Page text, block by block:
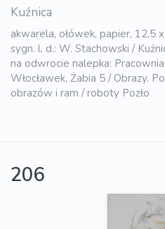
Kuźnica
akwarela, ołówek, papier, 12,5
sygn. l. d.: W. Stachowski /
na odwrocie nalepka:
Włocławek, Żabia 5 / Obrazy.
obrazów i ram / roboty Pozło
206